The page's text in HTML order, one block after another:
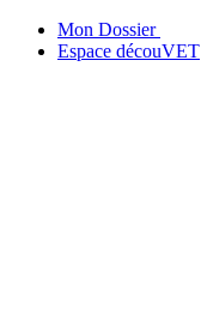
Mon Dossier
Espace découVET